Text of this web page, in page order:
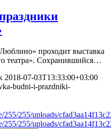
проходит выставка
театра». Сохранившийся…
2018-07-03T13:33:00+03:00
budni-i-prazdniki-
255/255/uploads/
255/255/uploads/